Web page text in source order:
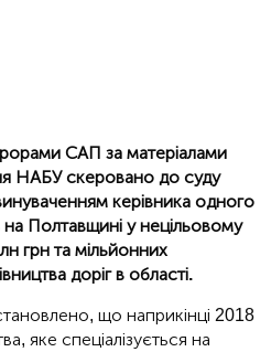
САП за матеріалами
НАБУ скеровано до суду
керівника одного
Полтавщині у нецільовому
грн та мільйонних
доріг в області.
що наприкінці 2018
яке спеціалізується на